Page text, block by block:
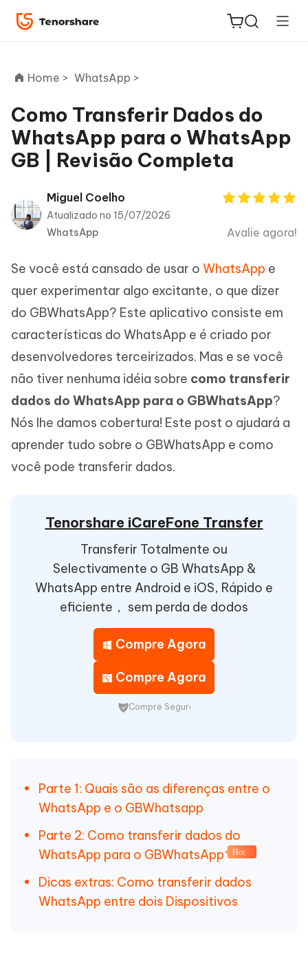
ReiBoot
for iOS
PDNob
PDF
Editor
Novo
iAnyGo
Home > WhatsApp >
Como Transferir Dados do
WhatsApp para o WhatsApp
GB | Revisão Completa
Miguel Coelho
Atualizado no 15/07/2026
WhatsApp
Avalie agora!
Se você está cansado de usar o WhatsApp e
quer experimentar algo excitante, o que dizer
do GBWhatsApp? Este aplicativo consiste em
características do WhatsApp e é criado por
desenvolvedores terceirizados. Mas e se você
não tiver nenhuma idéia sobre como transferir
dados do WhatsApp para o GBWhatsApp?
Nós lhe damos cobertura! Este post o ajudará a
aprender tudo sobre o GBWhatsApp e como
você pode transferir dados.
Tenorshare iCareFone Transfer
Transferir Totalmente ou
Selectivamente o GB WhatsApp &
WhatsApp entre Android e iOS, Rápido e
eficiente， sem perda de dodos
Compre Agora
Compre Agora
Compre Seguro
Parte 1: Quais são as diferenças entre o
WhatsApp e o GBWhatsapp
Parte 2: Como transferir dados do
WhatsApp para o GBWhatsApp
Hot
Dicas extras: Como transferir dados
WhatsApp entre dois Dispositivos